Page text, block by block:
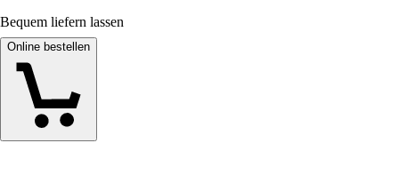
Bequem liefern lassen
Online bestellen